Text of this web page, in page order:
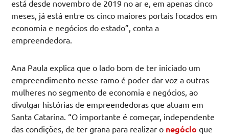
está desde novembro de 2019 no ar e, em apenas cinco
meses, já está entre os cinco maiores portais focados em
economia e negócios do estado”, conta a
empreendedora.
Ana Paula explica que o lado bom de ter iniciado um
empreendimento nesse ramo é poder dar voz a outras
mulheres no segmento de economia e negócios, ao
divulgar histórias de empreendedoras que atuam em
Santa Catarina. “O importante é começar, independente
das condições, de ter grana para realizar o negócio que